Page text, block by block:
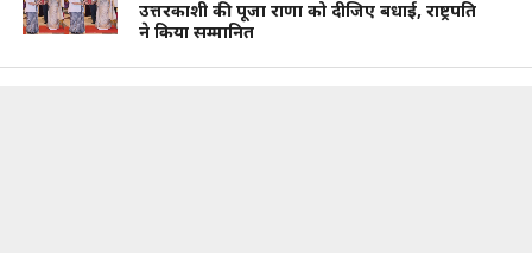
उत्तरकाशी की पूजा राणा को दीजिए बधाई, राष्ट्रपति
ने किया सम्मानित